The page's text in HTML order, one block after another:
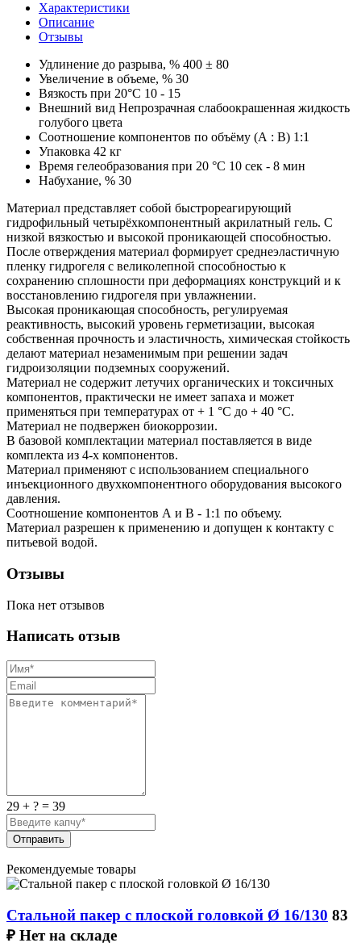
Характеристики
Описание
Отзывы
Удлинение до разрыва, % 400 ± 80
Увеличение в объеме, % 30
Вязкость при 20°С 10 - 15
Внешний вид Непрозрачная слабоокрашенная жидкость
голубого цвета
Соотношение компонентов по объёму (А : В) 1:1
Упаковка 42 кг
Время гелеобразования при 20 °С 10 сек - 8 мин
Набухание, % 30
Материал представляет собой быстрореагирующий
гидрофильный четырёхкомпонентный акрилатный гель. С
низкой вязкостью и высокой проникающей способностью.
После отверждения материал формирует среднеэластичную
пленку гидрогеля с великолепной способностью к
сохранению сплошности при деформациях конструкций и к
восстановлению гидрогеля при увлажнении.
Высокая проникающая способность, регулируемая
реактивность, высокий уровень герметизации, высокая
собственная прочность и эластичность, химическая стойкость
делают материал незаменимым при решении задач
гидроизоляции подземных сооружений.
Материал не содержит летучих органических и токсичных
компонентов, практически не имеет запаха и может
применяться при температурах от + 1 °C до + 40 °C.
Материал не подвержен биокоррозии.
В базовой комплектации материал поставляется в виде
комплекта из 4-х компонентов.
Материал применяют с использованием специального
инъекционного двухкомпонентного оборудования высокого
давления.
Соотношение компонентов А и В - 1:1 по объему.
Материал разрешен к применению и допущен к контакту с
питьевой водой.
Отзывы
Пока нет отзывов
Написать отзыв
29 + ? = 39
Отправить
Рекомендуемые товары
Стальной пакер с плоской головкой Ø 16/130 83
₽ Нет на складе